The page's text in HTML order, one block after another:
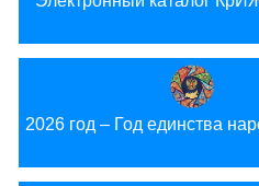
2026 год – Год единства